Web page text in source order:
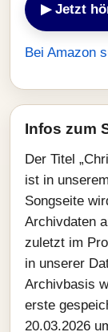
▶ Jetzt
Bei Amazon
Infos zum
Der Titel
ist in
Songseite
Archivdaten
zuletzt im
in unserer
Archivbasis
erste
20.03.2026